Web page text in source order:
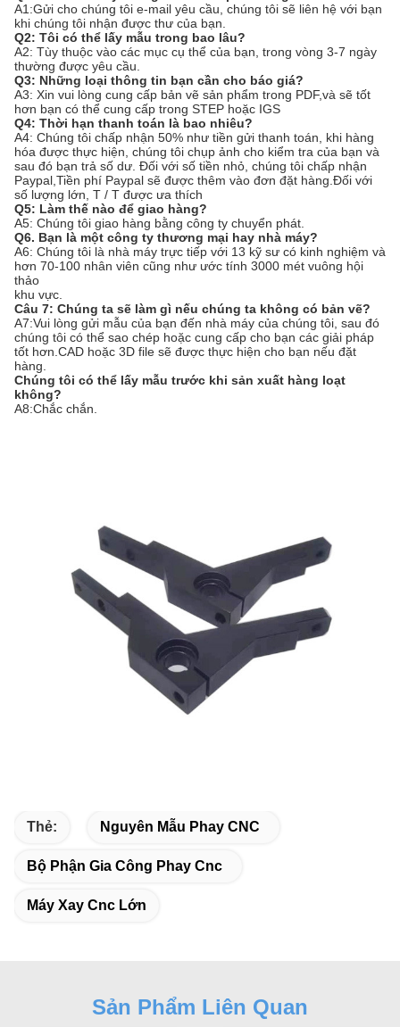
A1:Gửi cho chúng tôi e-mail yêu cầu, chúng tôi sẽ liên hệ với bạn
khi chúng tôi nhận được thư của bạn.
Q2: Tôi có thể lấy mẫu trong bao lâu?
A2: Tùy thuộc vào các mục cụ thể của bạn, trong vòng 3-7 ngày
thường được yêu cầu.
Q3: Những loại thông tin bạn cần cho báo giá?
A3: Xin vui lòng cung cấp bản vẽ sản phẩm trong PDF,và sẽ tốt
hơn bạn có thể cung cấp trong STEP hoặc IGS
Q4: Thời hạn thanh toán là bao nhiêu?
A4: Chúng tôi chấp nhận 50% như tiền gửi thanh toán, khi hàng
hóa được thực hiện, chúng tôi chụp ảnh cho kiểm tra của bạn và
sau đó bạn trả số dư. Đối với số tiền nhỏ, chúng tôi chấp nhận
Paypal,Tiền phí Paypal sẽ được thêm vào đơn đặt hàng.Đối với
số lượng lớn, T / T được ưa thích
Q5: Làm thế nào để giao hàng?
A5: Chúng tôi giao hàng bằng công ty chuyển phát.
Q6. Bạn là một công ty thương mại hay nhà máy?
A6: Chúng tôi là nhà máy trực tiếp với 13 kỹ sư có kinh nghiệm và
hơn 70-100 nhân viên cũng như ước tính 3000 mét vuông hội
thảo
khu vực.
Câu 7: Chúng ta sẽ làm gì nếu chúng ta không có bản vẽ?
A7:Vui lòng gửi mẫu của bạn đến nhà máy của chúng tôi, sau đó
chúng tôi có thể sao chép hoặc cung cấp cho bạn các giải pháp
tốt hơn.CAD hoặc 3D file sẽ được thực hiện cho bạn nếu đặt
hàng.
Chúng tôi có thể lấy mẫu trước khi sản xuất hàng loạt
không?
A8:Chắc chắn.
Thẻ: Nguyên Mẫu Phay CNC
Bộ Phận Gia Công Phay Cnc
Máy Xay Cnc Lớn
Sản Phẩm Liên Quan